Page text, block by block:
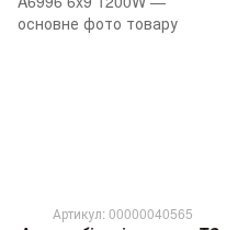
Артикул: 00000040565